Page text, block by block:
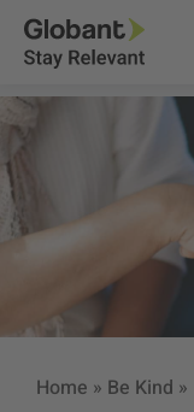
Home » Be Kind »